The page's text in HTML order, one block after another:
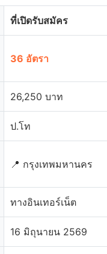
ที่เปิดรับสมัคร
36 อัตรา
26,250 บาท
ป.โท
📍 กรุงเทพมหานคร
ทางอินเทอร์เน็ต
16 มิถุนายน 2569